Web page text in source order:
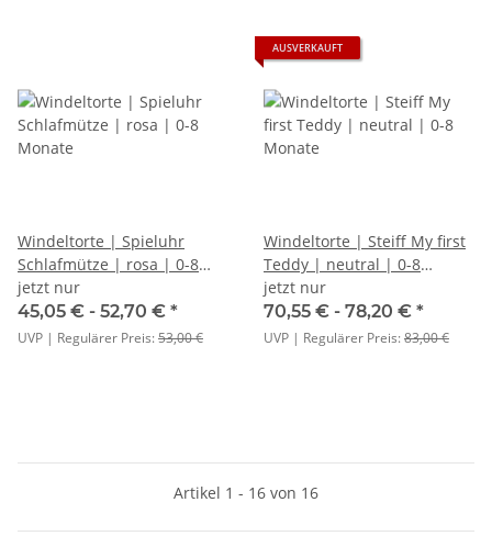
Windeltorte | Spieluhr
Schlafmütze | rosa | 0-8
Monate
jetzt nur
45,05 € - 52,70 € *
UVP | Regulärer Preis:53,00 €
AUSVERKAUFT
Windeltorte | Steiff My first
Teddy | neutral | 0-8
Monate
jetzt nur
70,55 € - 78,20 € *
UVP | Regulärer Preis:83,00 €
Artikel 1 - 16 von 16